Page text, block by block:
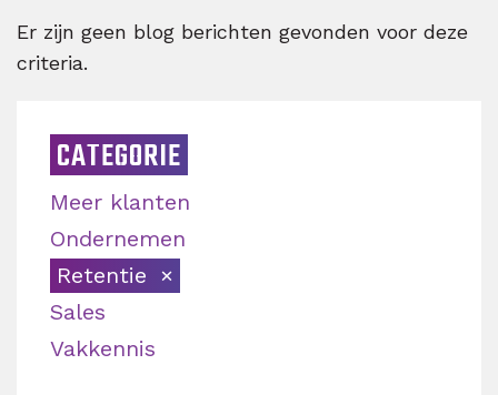
Er zijn geen blog berichten gevonden voor deze
criteria.
CATEGORIE
Meer klanten
Ondernemen
Retentie
Sales
Vakkennis